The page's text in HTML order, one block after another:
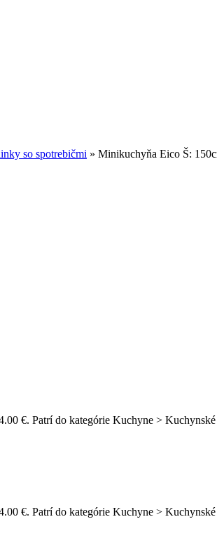
so spotrebičmi » Minikuchyňa Eico Š:
€. Patrí do kategórie Kuchyne >
€. Patrí do kategórie Kuchyne >